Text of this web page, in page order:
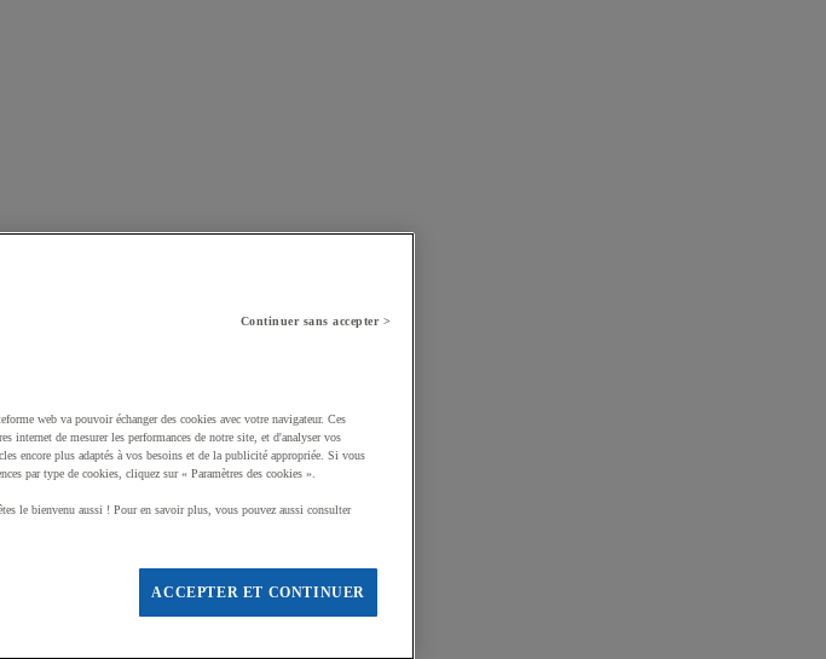
Continuer sans accepter >
web va pouvoir échanger des cookies avec votre navigateur. Ces
internet de mesurer les performances de notre site, et d'analyser vos
encore plus adaptés à vos besoins et de la publicité appropriée. Si vous
par type de cookies, cliquez sur « Paramètres des cookies ».
le bienvenu aussi ! Pour en savoir plus, vous pouvez aussi consulter
ACCEPTER ET CONTINUER